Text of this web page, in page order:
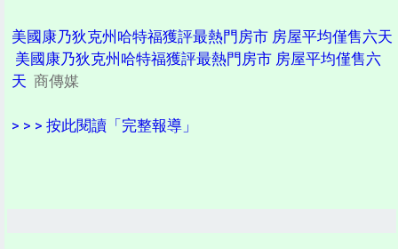
美國康乃狄克州哈特福獲評最熱門房市 房屋平均僅售六天
美國康乃狄克州哈特福獲評最熱門房市 房屋平均僅售六
天 商傳媒
> > > 按此閱讀「完整報導」